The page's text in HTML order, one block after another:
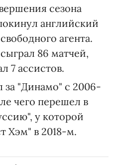
сезона
английский
агента.
86 матчей,
7 ассистов.
за "Динамо" с 2006-
чего перешел в
у которой
Хэм" в 2018-м.